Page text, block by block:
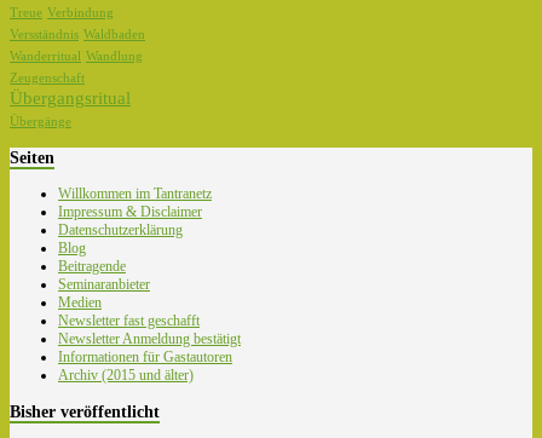
Treue Verbindung
Versständnis Waldbaden
Wanderritual Wandlung
Zeugenschaft
Übergangsritual
Übergänge
Seiten
Willkommen im Tantranetz
Impressum & Disclaimer
Datenschutzerklärung
Blog
Beitragende
Seminaranbieter
Medien
Newsletter fast geschafft
Newsletter Anmeldung bestätigt
Informationen für Gastautoren
Archiv (2015 und älter)
Bisher veröffentlicht